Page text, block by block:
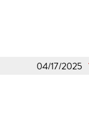
04/17/2025